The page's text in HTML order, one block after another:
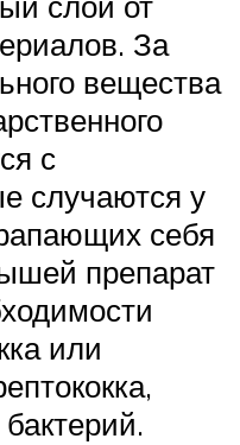
За
вещества
с
случаются у
себя
препарат
или